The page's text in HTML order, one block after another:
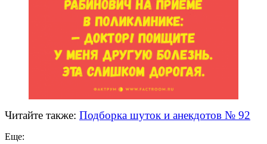
Читайте также: Подборка шуток и анекдотов № 92
Еще: